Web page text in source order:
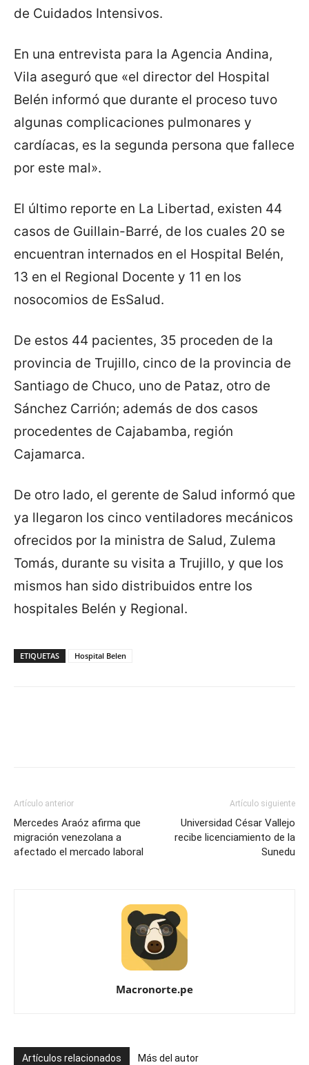
de Cuidados Intensivos.
En una entrevista para la Agencia Andina,
Vila aseguró que «el director del Hospital
Belén informó que durante el proceso tuvo
algunas complicaciones pulmonares y
cardíacas, es la segunda persona que fallece
por este mal».
El último reporte en La Libertad, existen 44
casos de Guillain-Barré, de los cuales 20 se
encuentran internados en el Hospital Belén,
13 en el Regional Docente y 11 en los
nosocomios de EsSalud.
De estos 44 pacientes, 35 proceden de la
provincia de Trujillo, cinco de la provincia de
Santiago de Chuco, uno de Pataz, otro de
Sánchez Carrión; además de dos casos
procedentes de Cajabamba, región
Cajamarca.
De otro lado, el gerente de Salud informó que
ya llegaron los cinco ventiladores mecánicos
ofrecidos por la ministra de Salud, Zulema
Tomás, durante su visita a Trujillo, y que los
mismos han sido distribuidos entre los
hospitales Belén y Regional.
ETIQUETAS Hospital Belen
Artículo anterior
Mercedes Araóz afirma que
migración venezolana a
afectado el mercado laboral
Artículo siguiente
Universidad César Vallejo
recibe licenciamiento de la
Sunedu
Macronorte.pe
Artículos relacionados Más del autor